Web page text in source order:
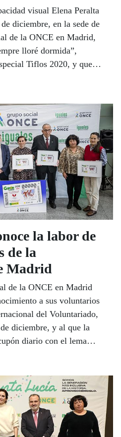
visual Elena Peralta
diciembre, en la sede de
de la ONCE en Madrid,
lloré dormida”,
Tiflos 2020, y que
la labor de
de la
Madrid
de la ONCE en Madrid
a sus voluntarios
del Voluntariado,
diciembre, y al que la
diario con el lema